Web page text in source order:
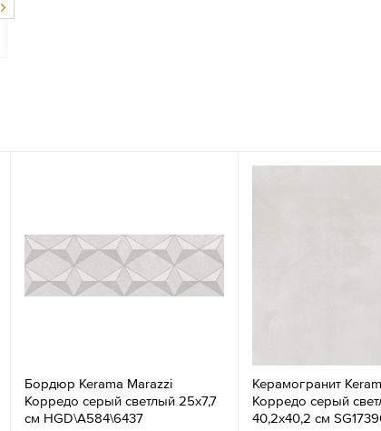
Бордюр Kerama Marazzi
Корредо серый светлый 25х7,7
см HGD\A584\6437
Керамогранит
Корредо серый
40,2х40,2 см